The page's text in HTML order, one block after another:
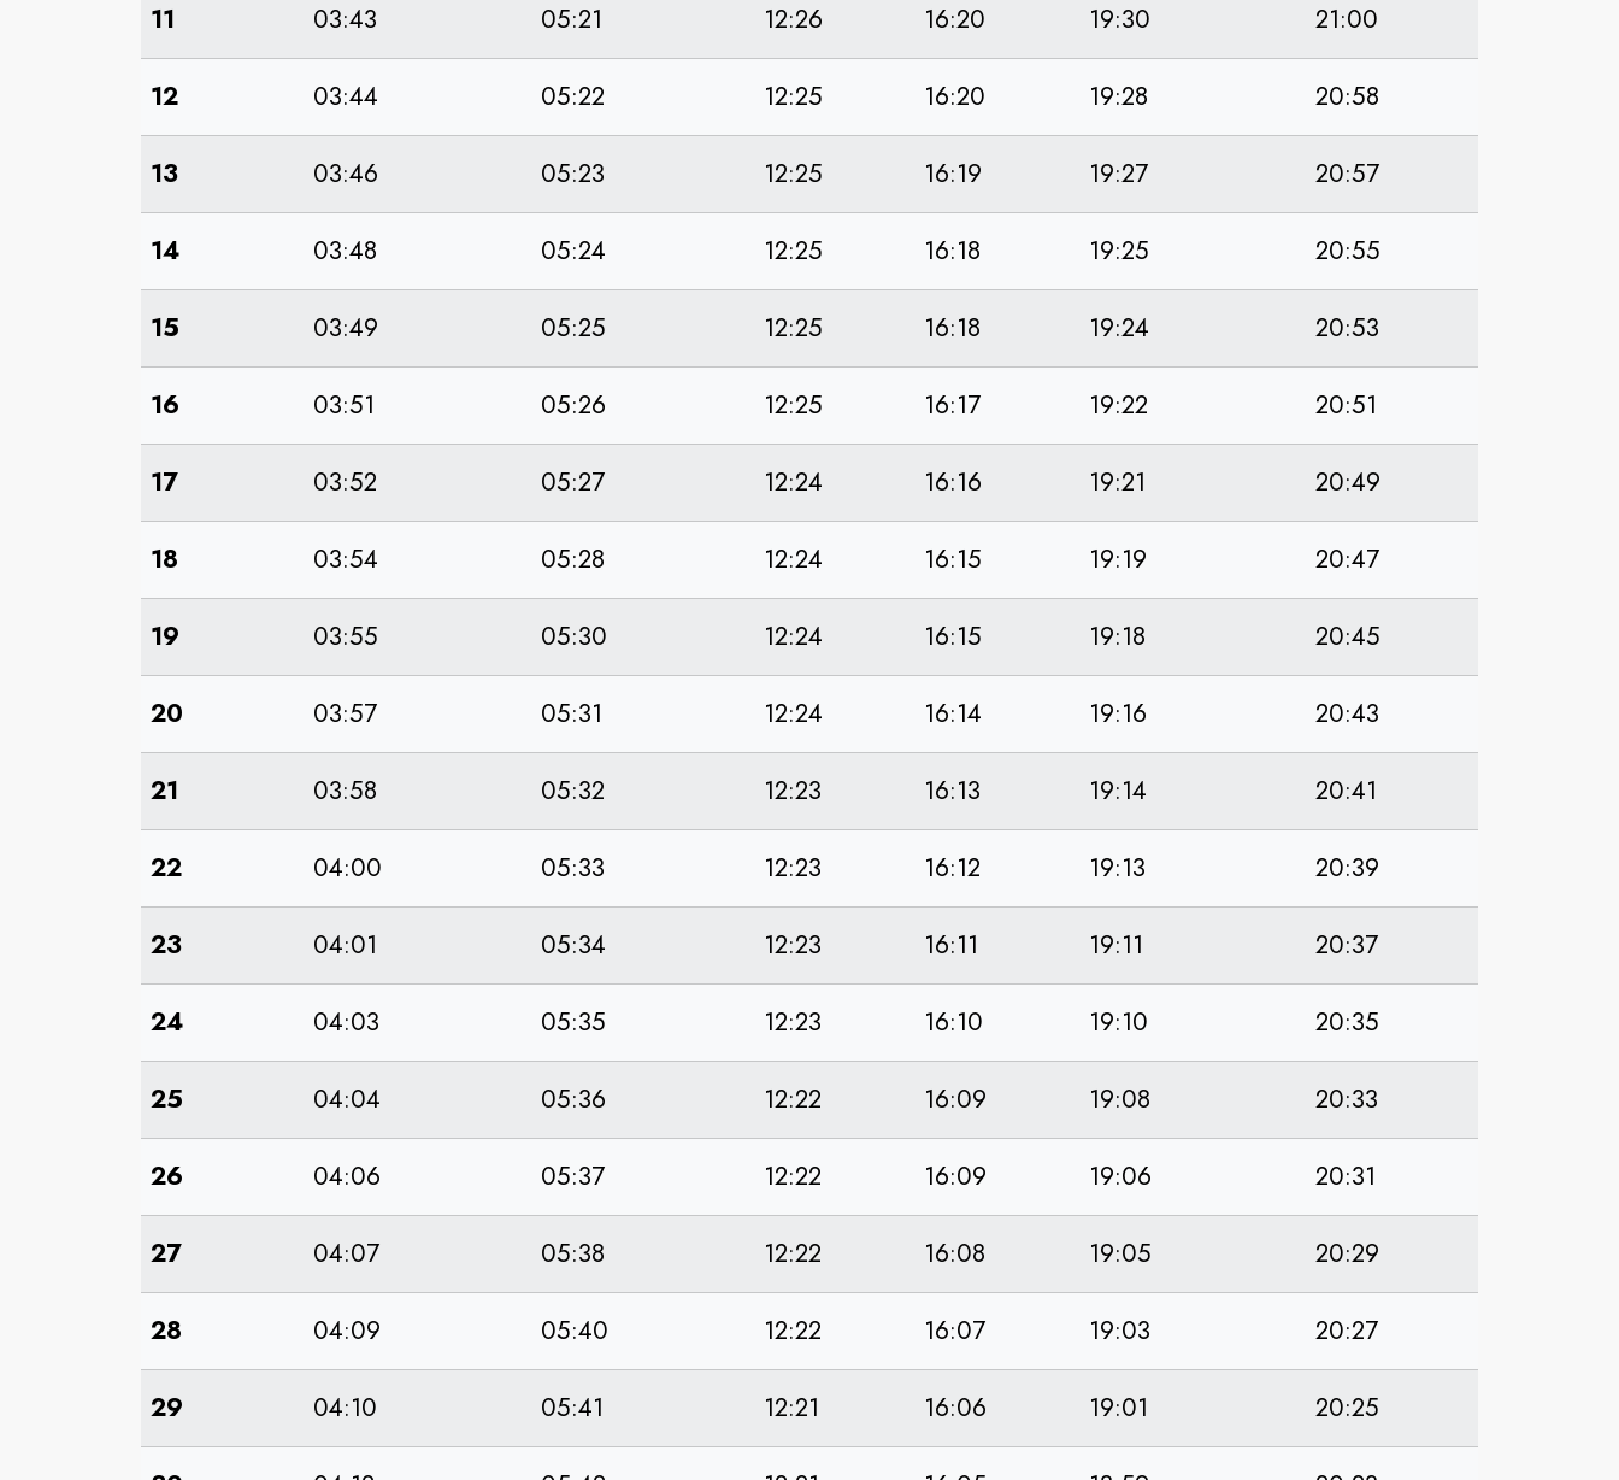
11 03:43 05:21 12:26 16:20 19:30 21:00
12 03:44 05:22 12:25 16:20 19:28 20:58
13 03:46 05:23 12:25 16:19 19:27 20:57
14 03:48 05:24 12:25 16:18 19:25 20:55
15 03:49 05:25 12:25 16:18 19:24 20:53
16 03:51 05:26 12:25 16:17 19:22 20:51
17 03:52 05:27 12:24 16:16 19:21 20:49
18 03:54 05:28 12:24 16:15 19:19 20:47
19 03:55 05:30 12:24 16:15 19:18 20:45
20 03:57 05:31 12:24 16:14 19:16 20:43
21 03:58 05:32 12:23 16:13 19:14 20:41
22 04:00 05:33 12:23 16:12 19:13 20:39
23 04:01 05:34 12:23 16:11 19:11 20:37
24 04:03 05:35 12:23 16:10 19:10 20:35
25 04:04 05:36 12:22 16:09 19:08 20:33
26 04:06 05:37 12:22 16:09 19:06 20:31
27 04:07 05:38 12:22 16:08 19:05 20:29
28 04:09 05:40 12:22 16:07 19:03 20:27
29 04:10 05:41 12:21 16:06 19:01 20:25